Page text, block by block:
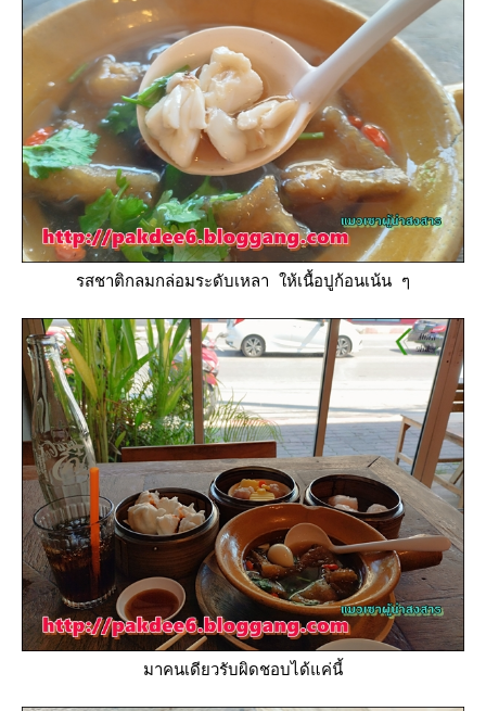
รสชาติกลมกล่อมระดับเหลา ให้เนื้อปูก้อนเน้น ๆ
มาคนเดียวรับผิดชอบได้แค่นี้